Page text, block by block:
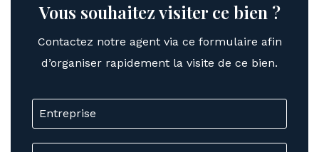
Vous souhaitez visiter ce bien ?
Contactez notre agent via ce formulaire afin
d’organiser rapidement la visite de ce bien.